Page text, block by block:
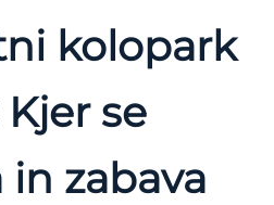
kolopark
se
in zabava